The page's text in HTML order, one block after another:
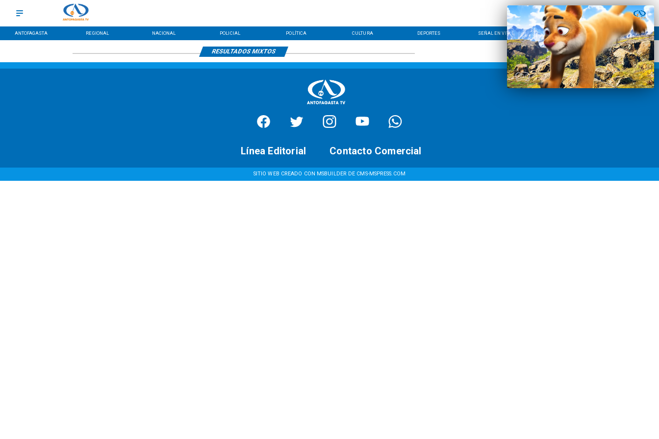
ANTOFAGASTA REGIONAL NACIONAL POLICIAL POLÍTICA CULTURA DEPORTES SEÑAL EN VIVO CONTACTO LÍNEA EDITORIAL
RESULTADOS MIXTOS
SITIO WEB CREADO CON MSBUILDER DE CMS-MSPRESS.COM
Contacto Comercial
Línea Editorial